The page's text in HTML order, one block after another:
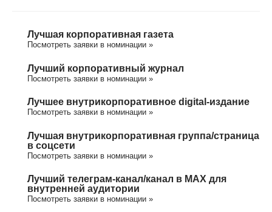
Лучшая корпоративная газета
Посмотреть заявки в номинации »
Лучший корпоративный журнал
Посмотреть заявки в номинации »
Лучшее внутрикорпоративное digital-издание
Посмотреть заявки в номинации »
Лучшая внутрикорпоративная группа/cтраница
в соцсети
Посмотреть заявки в номинации »
Лучший телеграм-канал/канал в МАХ для
внутренней аудитории
Посмотреть заявки в номинации »